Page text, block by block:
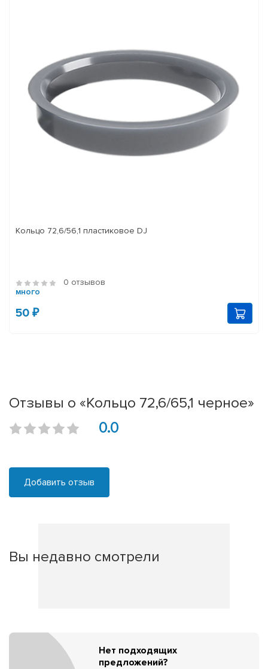
Кольцо 72,6/56,1 пластиковое DJ
0 отзывов
много
50 ₽
Отзывы о «Кольцо 72,6/65,1 черное»
0.0
Добавить отзыв
Вы недавно смотрели
Нет подходящих
предложений?